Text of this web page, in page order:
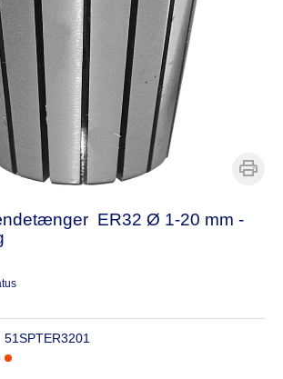
ER32 Ø 1-20 mm -
51SPTER3201